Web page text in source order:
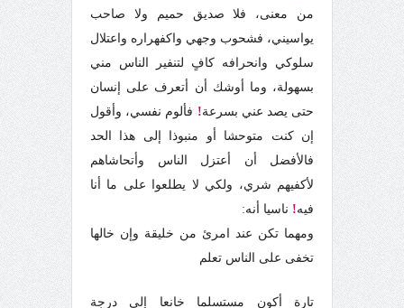
من معنى، فلا صديق حميم ولا صاحب
يواسيني، فشحوب وجهي واكفهراره واعتلال
سلوكي وانحرافه كافٍ لتنفير الناس مني
بسهولة، وما أوشك أن أتعرف على إنسان
حتى يصد عني بسرعة! فألوم نفسي، وأقول
إن كنت متوحشا أو منبوذا إلى هذا الحد
فالأفضل أن أعتزل الناس وأتحاشاهم
لأكفيهم شري، ولكي لا يطلعوا على ما أنا
فيه! ناسيا أنه:
ومهما تكن عند امرئ من خليقة وإن خالها
تخفى على الناس تعلم
تارة أكون مستسلما خانعا إلى درجة